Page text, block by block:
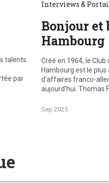
talents
par
Interviews &
Bonjour et
Hambourg
Créé en 1964, le
Hambourg est le plus
d’affaires franco-
aujourd’hui. Thomas
Sep 2025